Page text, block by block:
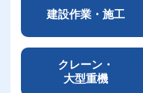
建設作業・施工
クレーン・
大型重機